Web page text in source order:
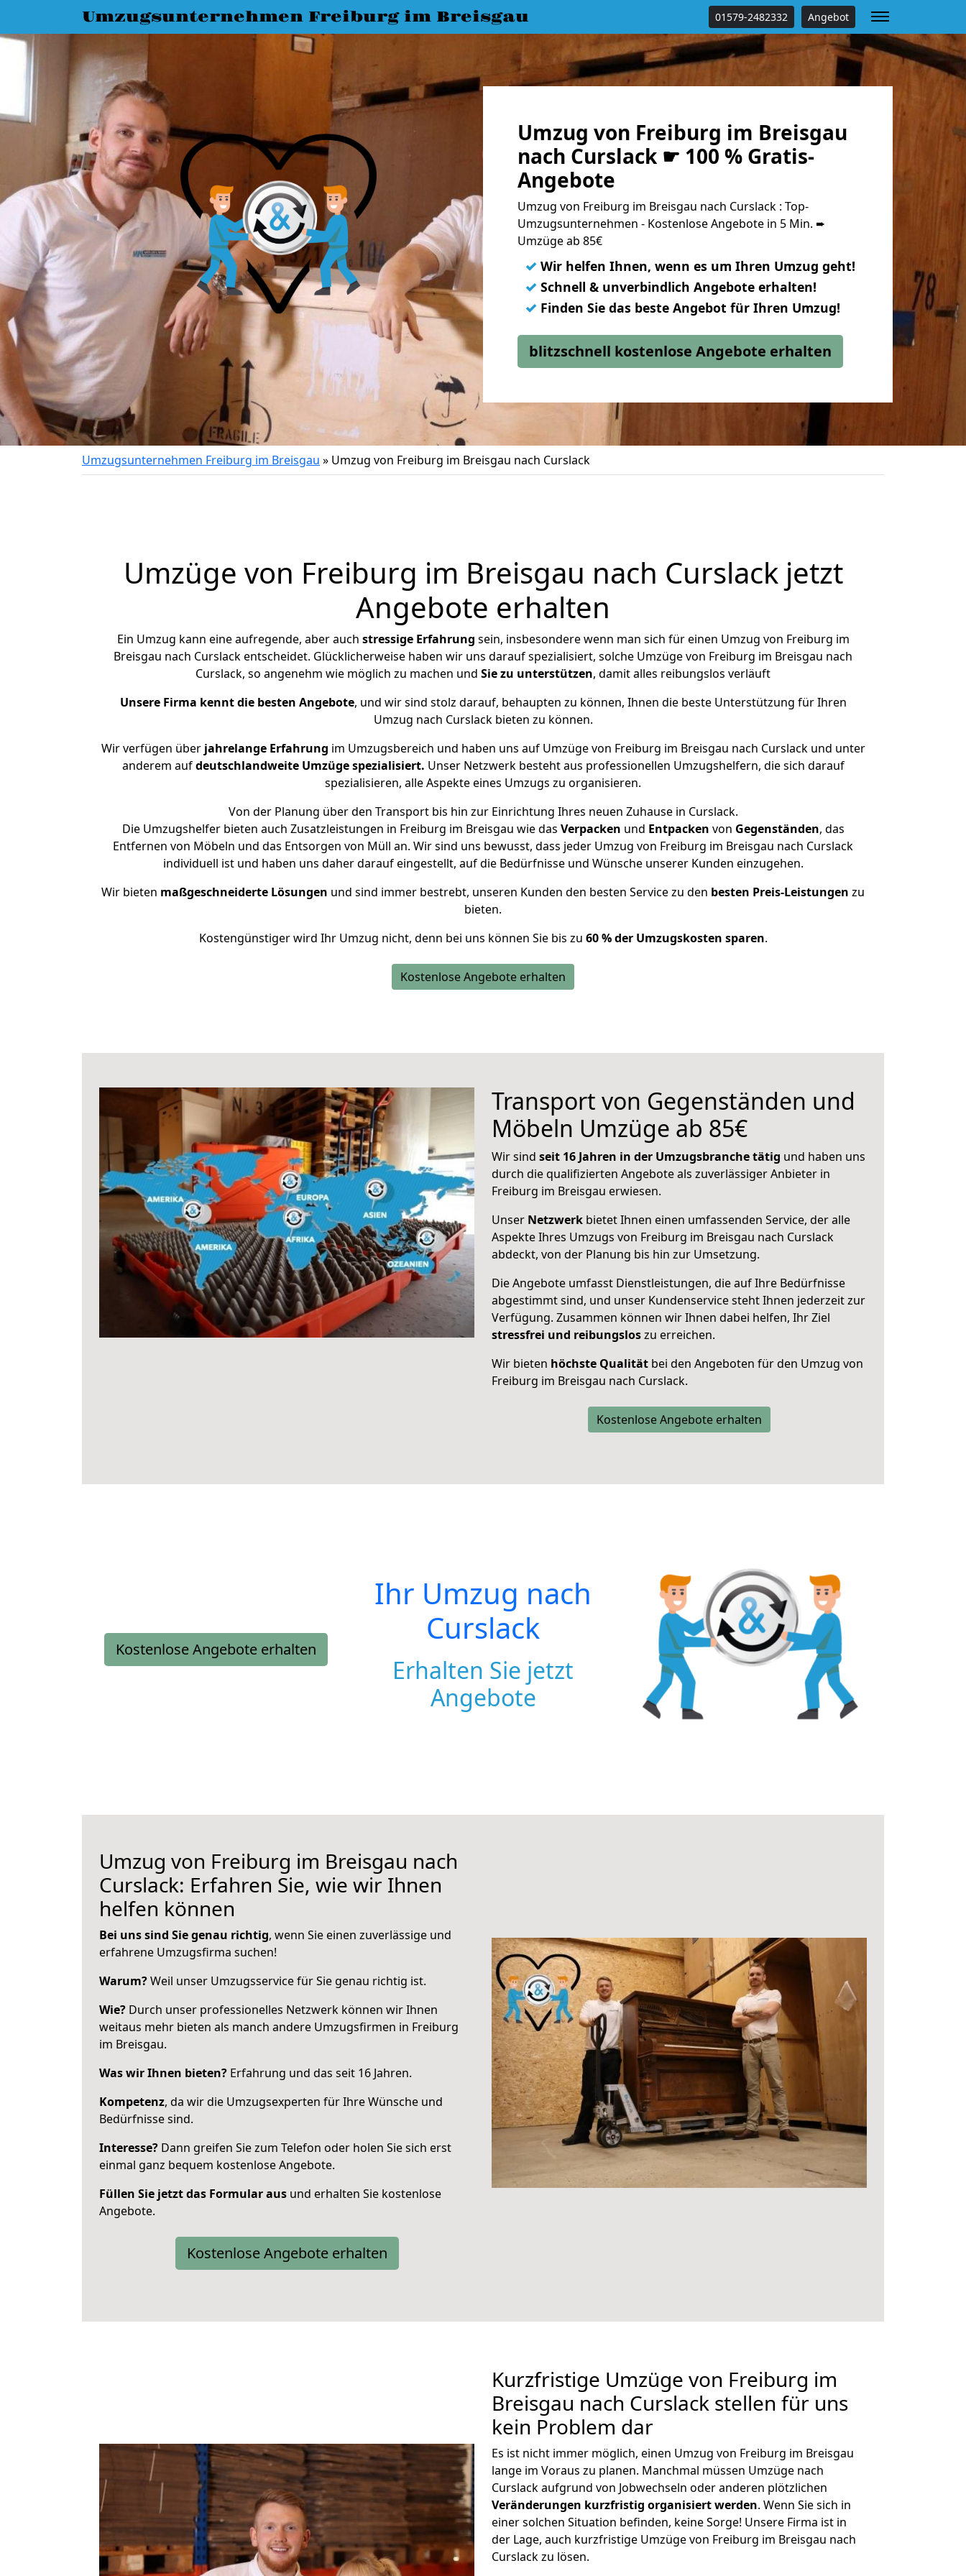
Umzugsunternehmen Freiburg im Breisgau 01579-2482332 Angebot
Umzug von Freiburg im Breisgau
nach Curslack ☛ 100 % Gratis-
Angebote
Umzug von Freiburg im Breisgau nach Curslack : Top-
Umzugsunternehmen - Kostenlose Angebote in 5 Min. ➨
Umzüge ab 85€
✓ Wir helfen Ihnen, wenn es um Ihren Umzug geht!
✓ Schnell & unverbindlich Angebote erhalten!
✓ Finden Sie das beste Angebot für Ihren Umzug!
blitzschnell kostenlose Angebote erhalten
Umzugsunternehmen Freiburg im Breisgau » Umzug von Freiburg im Breisgau nach Curslack
Umzüge von Freiburg im Breisgau nach Curslack jetzt
Angebote erhalten
Ein Umzug kann eine aufregende, aber auch stressige Erfahrung sein, insbesondere wenn man sich für einen Umzug von Freiburg im
Breisgau nach Curslack entscheidet. Glücklicherweise haben wir uns darauf spezialisiert, solche Umzüge von Freiburg im Breisgau nach
Curslack, so angenehm wie möglich zu machen und Sie zu unterstützen, damit alles reibungslos verläuft
Unsere Firma kennt die besten Angebote, und wir sind stolz darauf, behaupten zu können, Ihnen die beste Unterstützung für Ihren
Umzug nach Curslack bieten zu können.
Wir verfügen überjahrelange Erfahrung im Umzugsbereich und haben uns auf Umzüge von Freiburg im Breisgau nach Curslack und unter
anderem aufdeutschlandweite Umzüge spezialisiert. Unser Netzwerk besteht aus professionellen Umzugshelfern, die sich darauf
spezialisieren, alle Aspekte eines Umzugs zu organisieren.
Von der Planung über den Transport bis hin zur Einrichtung Ihres neuen Zuhause in Curslack.
Die Umzugshelfer bieten auch Zusatzleistungen in Freiburg im Breisgau wie das Verpacken und Entpacken von Gegenständen, das
Entfernen von Möbeln und das Entsorgen von Müll an. Wir sind uns bewusst, dass jeder Umzug von Freiburg im Breisgau nach Curslack
individuell ist und haben uns daher darauf eingestellt, auf die Bedürfnisse und Wünsche unserer Kunden einzugehen.
Wir bieten maßgeschneiderte Lösungen und sind immer bestrebt, unseren Kunden den besten Service zu den besten Preis-Leistungen zu
bieten.
Kostengünstiger wird Ihr Umzug nicht, denn bei uns können Sie bis zu 60 % der Umzugskosten sparen.
Kostenlose Angebote erhalten
Transport von Gegenständen und
Möbeln Umzüge ab 85€
Wir sind seit 16 Jahren in der Umzugsbranche tätig und haben uns
durch die qualifizierten Angebote als zuverlässiger Anbieter in
Freiburg im Breisgau erwiesen.
Unser Netzwerk bietet Ihnen einen umfassenden Service, der alle
Aspekte Ihres Umzugs von Freiburg im Breisgau nach Curslack
abdeckt, von der Planung bis hin zur Umsetzung.
Die Angebote umfasst Dienstleistungen, die auf Ihre Bedürfnisse
abgestimmt sind, und unser Kundenservice steht Ihnen jederzeit zur
Verfügung. Zusammen können wir Ihnen dabei helfen, Ihr Ziel
stressfrei und reibungsloszu erreichen.
Wir bieten höchste Qualität bei den Angeboten für den Umzug von
Freiburg im Breisgau nach Curslack.
Kostenlose Angebote erhalten
Kostenlose Angebote erhalten
Ihr Umzug nach
Curslack
Erhalten Sie jetzt
Angebote
Umzug von Freiburg im Breisgau nach
Curslack: Erfahren Sie, wie wir Ihnen
helfen können
Bei uns sind Sie genau richtig, wenn Sie einen zuverlässige und
erfahrene Umzugsfirma suchen!
Warum?Weil unser Umzugsservice für Sie genau richtig ist.
Wie? Durch unser professionelles Netzwerk können wir Ihnen
weitaus mehr bieten als manch andere Umzugsfirmen in Freiburg
im Breisgau.
Was wir Ihnen bieten? Erfahrung und das seit 16 Jahren.
Kompetenz, da wir die Umzugsexperten für Ihre Wünsche und
Bedürfnisse sind.
Interesse? Dann greifen Sie zum Telefon oder holen Sie sich erst
einmal ganz bequem kostenlose Angebote.
Füllen Sie jetzt das Formular aus und erhalten Sie kostenlose
Angebote.
Kostenlose Angebote erhalten
Kurzfristige Umzüge von Freiburg im
Breisgau nach Curslack stellen für uns
kein Problem dar
Es ist nicht immer möglich, einen Umzug von Freiburg im Breisgau
lange im Voraus zu planen. Manchmal müssen Umzüge nach
Curslack aufgrund von Jobwechseln oder anderen plötzlichen
Veränderungen kurzfristig organisiert werden. Wenn Sie sich in
einer solchen Situation befinden, keine Sorge! Unsere Firma ist in
der Lage, auch kurzfristige Umzüge von Freiburg im Breisgau nach
Curslack zu lösen.